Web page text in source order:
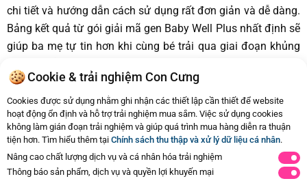
chi tiết và hướng dẫn cách sử dụng rất đơn giản và dễ dàng.
Bảng kết quả từ gói giải mã gen Baby Well Plus nhất định sẽ
giúp ba mẹ tự tin hơn khi cùng bé trải qua giai đoạn khủng
nhiều thông tin mà ba mẹ nên chủ động tìm hiểu để có cách
nuôi dạy bé tốt nhất. Websitewww.concung.comvà App
Con Cưng sẽ là nguồn thông tin rất phong phú để ba mẹ có
thể thường xuyên tham khảo đấy! Ba mẹ nhớ nhé!
Cookie & trải nghiệm Con Cưng
Cookies được sử dụng nhằm ghi nhận các thiết lập cần thiết để website
hoạt động ổn định và hỗ trợ trải nghiệm mua sắm. Việc sử dụng cookies
không làm gián đoạn trải nghiệm và giúp quá trình mua hàng diễn ra thuận
tiện hơn. Tìm hiểu thêm tại Chính sách thu thập và xử lý dữ liệu cá nhân.
Nâng cao chất lượng dịch vụ và cá nhân hóa trải nghiệm
Thông báo sản phẩm, dịch vụ và quyền lợi khuyến mại